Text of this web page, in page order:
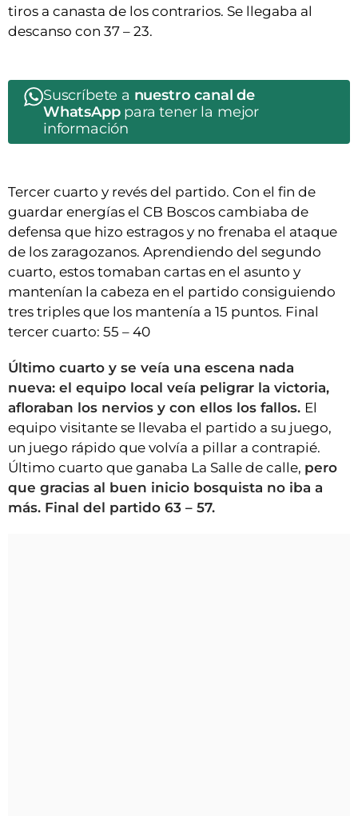
tiros a canasta de los contrarios. Se llegaba al
descanso con 37 – 23.
Suscríbete a nuestro canal de
WhatsApppara tener la mejor
información
Tercer cuarto y revés del partido. Con el fin de
guardar energías el CB Boscos cambiaba de
defensa que hizo estragos y no frenaba el ataque
de los zaragozanos. Aprendiendo del segundo
cuarto, estos tomaban cartas en el asunto y
mantenían la cabeza en el partido consiguiendo
tres triples que los mantenía a 15 puntos. Final
tercer cuarto: 55 – 40
Último cuarto y se veía una escena nada
nueva: el equipo local veía peligrar la victoria,
afloraban los nervios y con ellos los fallos. El
equipo visitante se llevaba el partido a su juego,
un juego rápido que volvía a pillar a contrapié.
Último cuarto que ganaba La Salle de calle, pero
que gracias al buen inicio bosquista no iba a
más. Final del partido 63 – 57.